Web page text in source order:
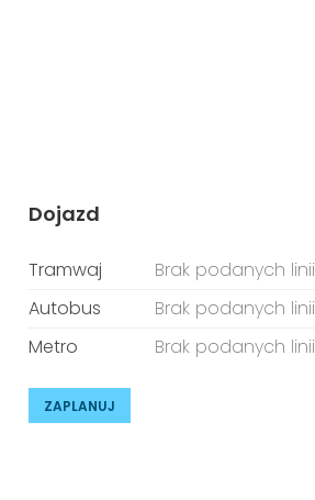
Dojazd
Tramwaj
Brak podanych linii
Autobus
Brak podanych linii
Metro
Brak podanych linii
ZAPLANUJ